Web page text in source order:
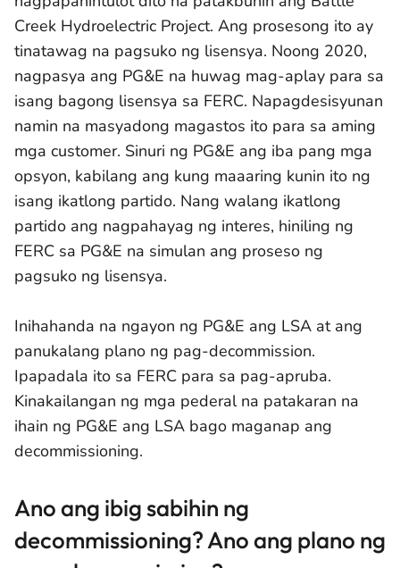
Creek Hydroelectric Project. Ang prosesong ito ay
tinatawag na pagsuko ng lisensya. Noong 2020,
nagpasya ang PG&E na huwag mag-aplay para sa
isang bagong lisensya sa FERC. Napagdesisyunan
namin na masyadong magastos ito para sa aming
mga customer. Sinuri ng PG&E ang iba pang mga
opsyon, kabilang ang kung maaaring kunin ito ng
isang ikatlong partido. Nang walang ikatlong
partido ang nagpahayag ng interes, hiniling ng
FERC sa PG&E na simulan ang proseso ng
pagsuko ng lisensya.
Inihahanda na ngayon ng PG&E ang LSA at ang
panukalang plano ng pag-decommission.
Ipapadala ito sa FERC para sa pag-apruba.
Kinakailangan ng mga pederal na patakaran na
ihain ng PG&E ang LSA bago maganap ang
decommissioning.
Ano ang ibig sabihin ng
decommissioning? Ano ang plano ng